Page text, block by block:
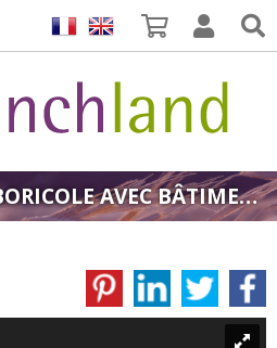
EXPLOITATION ARBORICOLE AVEC BÂTIMENT SUR PLUS DE 4 HA, SUD DE FRANCE